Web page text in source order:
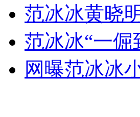
外交部：反对强权政治霸凌主义
外交部：有关国家言论片面不
范冰冰黄晓
范冰冰“一倔
网曝范冰冰